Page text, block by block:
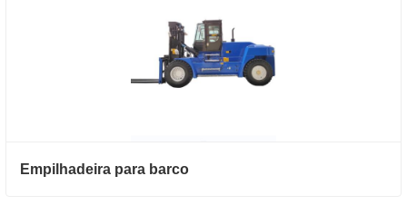
Empilhadeira para barco